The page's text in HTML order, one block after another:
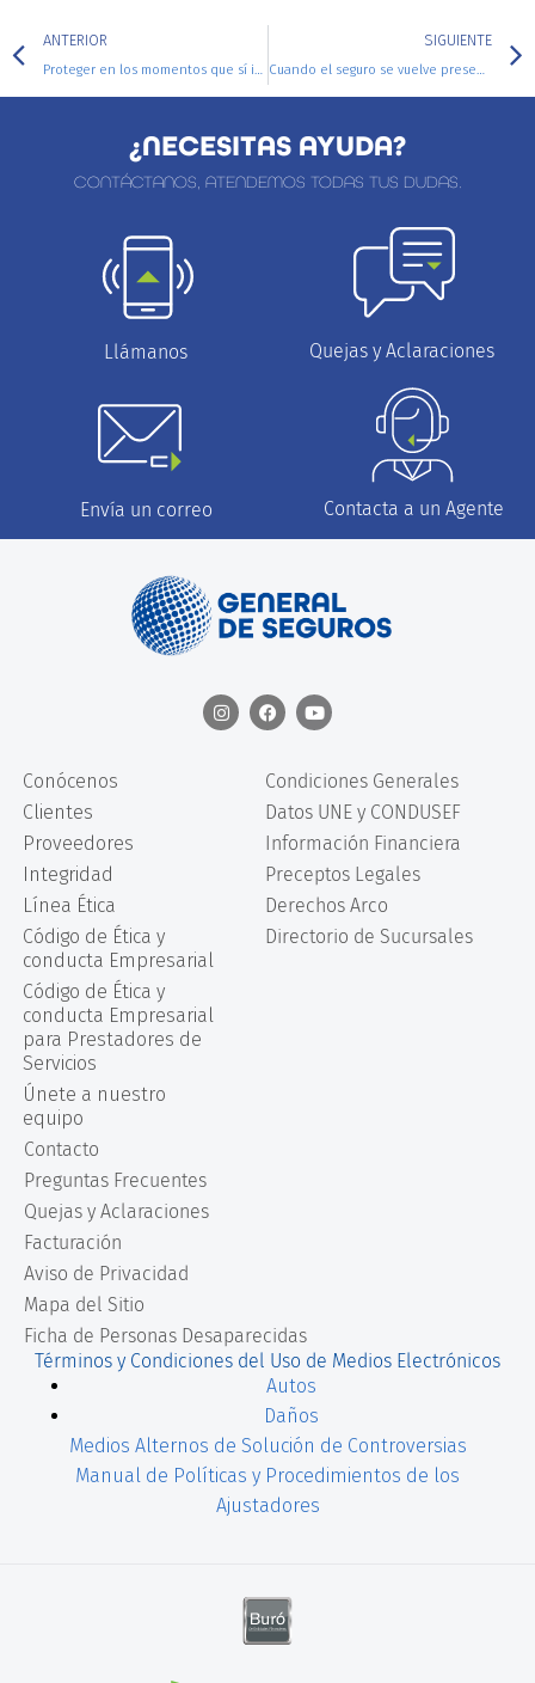
ANTERIOR
Proteger en los momentos que sí importan
SIGUIENTE
Cuando el seguro se vuelve presente: historias reales que lo confirman
¿NECESITAS AYUDA?
CONTÁCTANOS, ATENDEMOS TODAS TUS DUDAS.
Llámanos Quejas y Aclaraciones
Envía un correo Contacta a un Agente
Conócenos
Clientes
Proveedores
Integridad
Línea Ética
Código de Ética y
conducta Empresarial
Código de Ética y
conducta Empresarial
para Prestadores de
Servicios
Únete a nuestro
equipo
Condiciones Generales
Datos UNE y CONDUSEF
Información Financiera
Preceptos Legales
Derechos Arco
Directorio de Sucursales
Contacto
Preguntas Frecuentes
Quejas y Aclaraciones
Facturación
Aviso de Privacidad
Mapa del Sitio
Ficha de Personas Desaparecidas
Términos y Condiciones del Uso de Medios Electrónicos
Autos
Daños
Medios Alternos de Solución de Controversias
Manual de Políticas y Procedimientos de los
Ajustadores